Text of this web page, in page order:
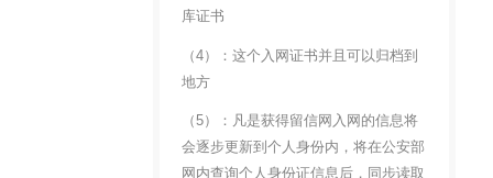
库证书
（4）：这个入网证书并且可以归档到
地方
（5）：凡是获得留信网入网的信息将
会逐步更新到个人身份内，将在公安部
网内查询个人身份证信息后，同步读取